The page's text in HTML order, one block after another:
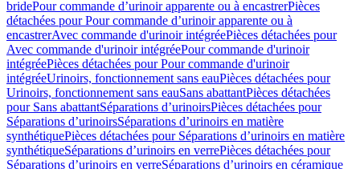
bridePour commande d’urinoir apparente ou à encastrerPièces
détachées pour Pour commande d’urinoir apparente ou à
encastrerAvec commande d'urinoir intégréePièces détachées pour
Avec commande d'urinoir intégréePour commande d'urinoir
intégréePièces détachées pour Pour commande d'urinoir
intégréeUrinoirs, fonctionnement sans eauPièces détachées pour
Urinoirs, fonctionnement sans eauSans abattantPièces détachées
pour Sans abattantSéparations d’urinoirsPièces détachées pour
Séparations d’urinoirsSéparations d’urinoirs en matière
synthétiquePièces détachées pour Séparations d’urinoirs en matière
synthétiqueSéparations d’urinoirs en verrePièces détachées pour
Séparations d’urinoirs en verreSéparations d’urinoirs en céramique